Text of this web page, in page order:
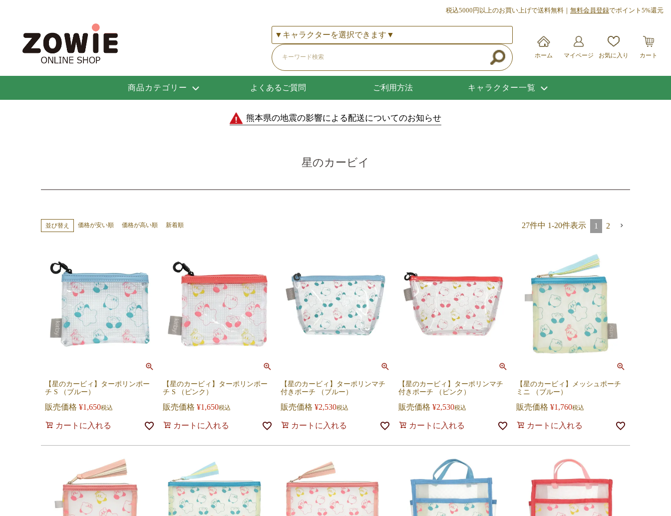
税込5000円以上のお買い上げで送料無料｜ 無料会員登録でポイント5%還元
ホーム マイページ お気に入り カート
商品カテゴリー よくあるご質問 ご利用方法 キャラクター一覧
熊本県の地震の影響による配送についてのお知らせ
星のカービイ
並び替え 価格が安い順 価格が高い順 新着順 27件中 1-20件表示 1 2
【星のカービィ】ターポリンポー
チ S （ブルー）
販売価格 ¥1,650税込
カートに入れる
【星のカービィ】ターポリンポー
チ S （ピンク）
販売価格 ¥1,650税込
カートに入れる
【星のカービィ】ターポリンマチ
付きポーチ （ブルー）
販売価格 ¥2,530税込
カートに入れる
【星のカービィ】ターポリンマチ
付きポーチ （ピンク）
販売価格 ¥2,530税込
カートに入れる
【星のカービィ】メッシュポーチ
ミニ （ブルー）
販売価格 ¥1,760税込
カートに入れる